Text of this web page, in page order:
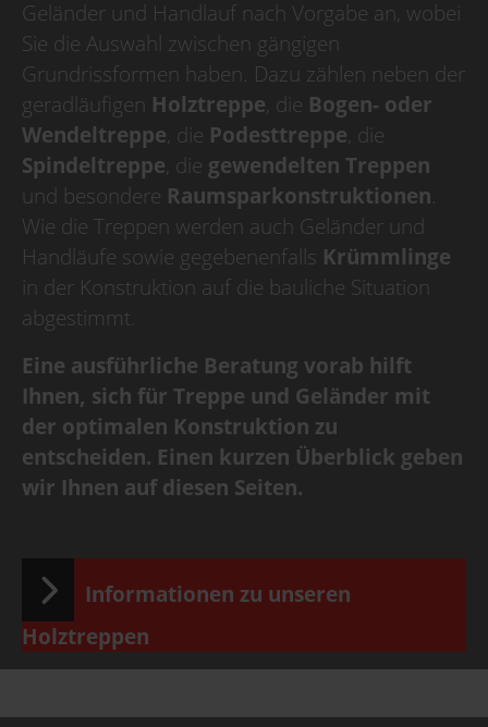
Betriebsurlaub
Wir haben Betriebsurlaub
vom 10.08.2026
bis 30.08.2026,
KW 33/34/35,
ab dem 31.08.2026
sind wir wieder für Sie da.
Geländer und Handlauf nach Vorgabe an, wobei
Sie die Auswahl zwischen gängigen
Grundrissformen haben. Dazu zählen neben der
geradläufigen Holztreppe , die Bogen- oder
Wendeltreppe , die Podesttreppe , die
Spindeltreppe , die gewendelten Treppen
und besondere Raumsparkonstruktionen.
Wie die Treppen werden auch Geländer und
Handläufe sowie gegebenenfalls Krümmlinge
in der Konstruktion auf die bauliche Situation
abgestimmt.
Eine ausführliche Beratung vorab hilft
Ihnen, sich für Treppe und Geländer mit
der optimalen Konstruktion zu
entscheiden. Einen kurzen Überblick geben
wir Ihnen auf diesen Seiten.
Informationen zu unseren
Holztreppen